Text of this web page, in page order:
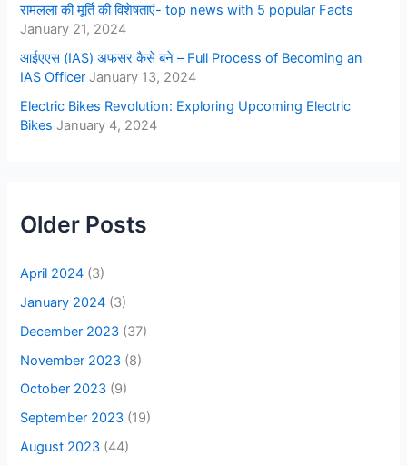
रामलला की मूर्ति की विशेषताएं- top news with 5 popular Facts
January 21, 2024
आईएएस (IAS) अफसर कैसे बने – Full Process of Becoming an
IAS Officer January 13, 2024
Electric Bikes Revolution: Exploring Upcoming Electric
Bikes January 4, 2024
Older Posts
April 2024 (3)
January 2024 (3)
December 2023 (37)
November 2023 (8)
October 2023 (9)
September 2023 (19)
August 2023 (44)